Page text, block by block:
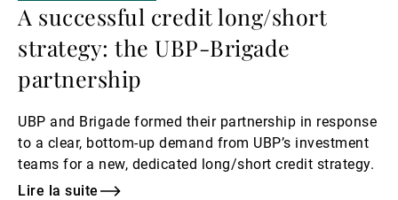
A successful credit long/short
strategy: the UBP-Brigade
partnership
UBP and Brigade formed their partnership in response
to a clear, bottom‑up demand from UBP’s investment
teams for a new, dedicated long/short credit strategy.
Lire la suite